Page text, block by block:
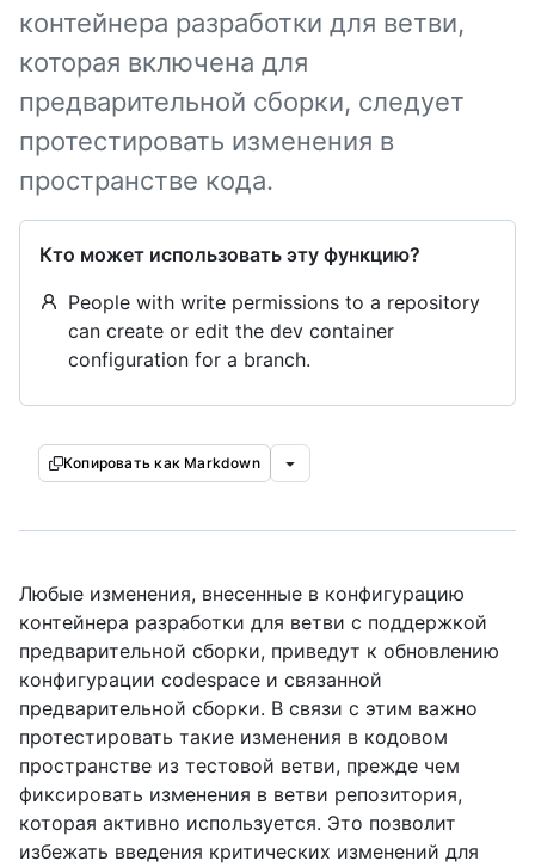
контейнера разработки для ветви,
которая включена для
предварительной сборки, следует
протестировать изменения в
пространстве кода.
Кто может использовать эту функцию?
People with write permissions to a repository
can create or edit the dev container
configuration for a branch.
Копировать как Markdown
Любые изменения, внесенные в конфигурацию
контейнера разработки для ветви с поддержкой
предварительной сборки, приведут к обновлению
конфигурации codespace и связанной
предварительной сборки. В связи с этим важно
протестировать такие изменения в кодовом
пространстве из тестовой ветви, прежде чем
фиксировать изменения в ветви репозитория,
которая активно используется. Это позволит
избежать введения критических изменений для